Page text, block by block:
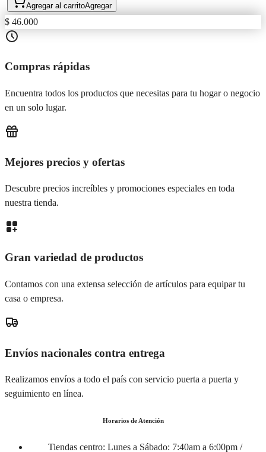
Agregar al carritoAgregar
$ 46.000
Compras rápidas
Encuentra todos los productos que necesitas para tu hogar o negocio
en un solo lugar.
Mejores precios y ofertas
Descubre precios increíbles y promociones especiales en toda
nuestra tienda.
Gran variedad de productos
Contamos con una extensa selección de artículos para equipar tu
casa o empresa.
Envíos nacionales contra entrega
Realizamos envíos a todo el país con servicio puerta a puerta y
seguimiento en línea.
Horarios de Atención
Tiendas centro: Lunes a Sábado: 7:40am a 6:00pm /